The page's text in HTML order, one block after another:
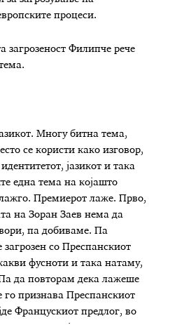
процеси.
загрозеност Филипче рече
Многу битна тема,
се користи како изговор,
јазикот и така
една тема на којашто
Премиерот лаже. Прво,
на Зоран Заев нема да
па добиваме. Па
загрозен со Преспанскиот
фусноти и така натаму,
да повторам дека лажеше
признава Преспанскиот
Францускиот предлог, во